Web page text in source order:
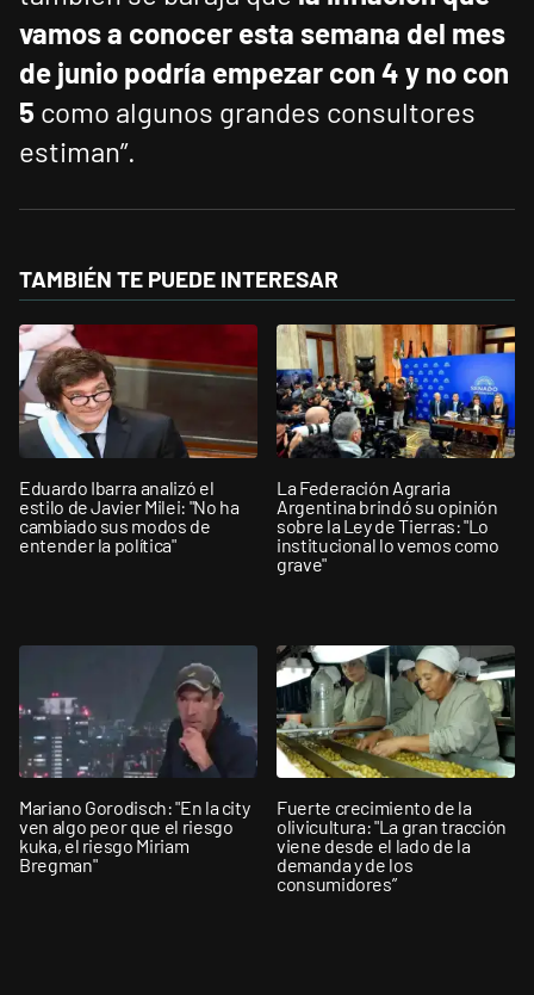
vamos a conocer esta semana del mes
de junio podría empezar con 4 y no con
5 como algunos grandes consultores
estiman”.
TAMBIÉN TE PUEDE INTERESAR
Eduardo Ibarra analizó el
estilo de Javier Milei: "No ha
cambiado sus modos de
entender la política"
La Federación Agraria
Argentina brindó su opinión
sobre la Ley de Tierras: "Lo
institucional lo vemos como
grave"
Mariano Gorodisch: "En la city
ven algo peor que el riesgo
kuka, el riesgo Miriam
Bregman"
Fuerte crecimiento de la
olivicultura: "La gran tracción
viene desde el lado de la
demanda y de los
consumidores”